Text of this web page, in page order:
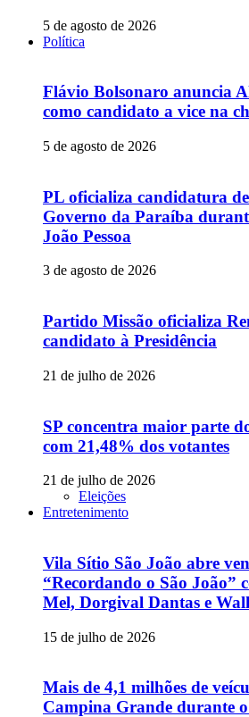
5 de agosto de 2026
Política
Flávio Bolsonaro anuncia
como candidato a vice na
5 de agosto de 2026
PL oficializa candidatura
Governo da Paraíba
João Pessoa
3 de agosto de 2026
Partido Missão oficializa
candidato à Presidência
21 de julho de 2026
SP concentra maior parte
com 21,48% dos votantes
21 de julho de 2026
Eleições
Entretenimento
Vila Sítio São João abre
“Recordando o São João”
Mel, Dorgival Dantas e
15 de julho de 2026
Mais de 4,1 milhões de
Campina Grande durante